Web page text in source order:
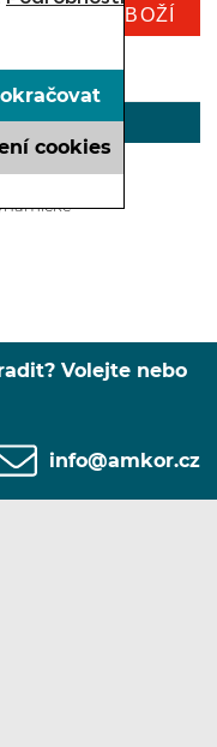
KOUPIT ZBOŽÍ
Volejte nebo
info@amkor.cz
cookies